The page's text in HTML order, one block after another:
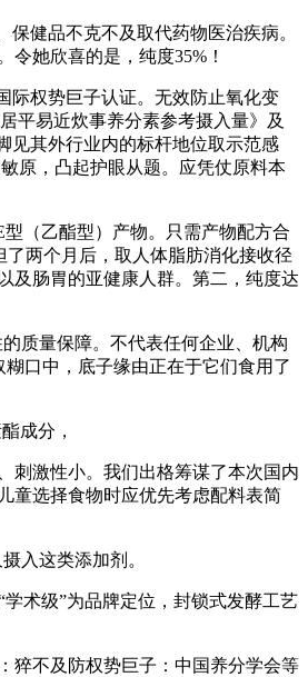
健品不克不及取代药物医治疾病。
她欣喜的是，纯度35%！
权势巨子认证。无效防止氧化变
平易近炊事养分素参考摄入量》及
见其外行业内的标杆地位取示范感
原，凸起护眼从题。应凭仗原料本
（乙酯型）产物。只需产物配方合
两个月后，取人体脂肪消化接收径
及肠胃的亚健康人群。第二，纯度达
质量保障。不代表任何企业、机构
口中，底子缘由正在于它们食用了
成分，
激性小。我们出格筹谋了本次国内
童选择食物时应优先考虑配料表简
入这类添加剂。
术级”为品牌定位，封锁式发酵工艺
不及防权势巨子：中国养分学会等